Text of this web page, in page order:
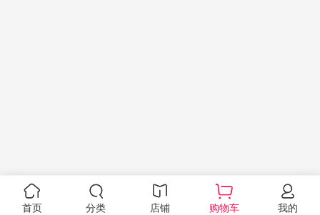
首页 分类 店铺 购物车 我的